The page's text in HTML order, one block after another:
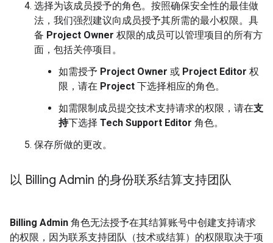
选择为该成员授予的角色。按照确保安全性的最佳做
法，我们强烈建议向成员授予其所需的最小权限。具
备 Project Owner 权限的成员可以管理项目的所有方
面，包括关停项目。
如需授予 Project Owner 或 Project Editor 权
限，请在 Project 下选择相应的角色。
如需限制成员提交技术支持请求的权限，请在支
持下选择 Tech Support Editor 角色。
保存所做的更改。
以 Billing Admin 的身份联系结算支持团队
Billing Admin 角色无法授予在其结算账号中创建支持请求
的权限，因为联系支持团队（技术或结算）的权限取决于项